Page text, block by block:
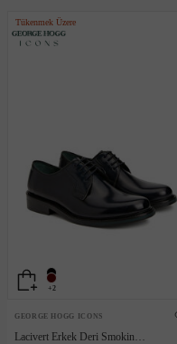
+2
Tükenmek Üzere
GEORGE HOGG ICONS
Lacivert Erkek Deri Smokin